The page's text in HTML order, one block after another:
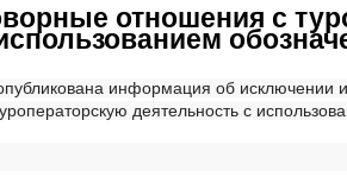
отношения с
информация об исключении
деятельность с